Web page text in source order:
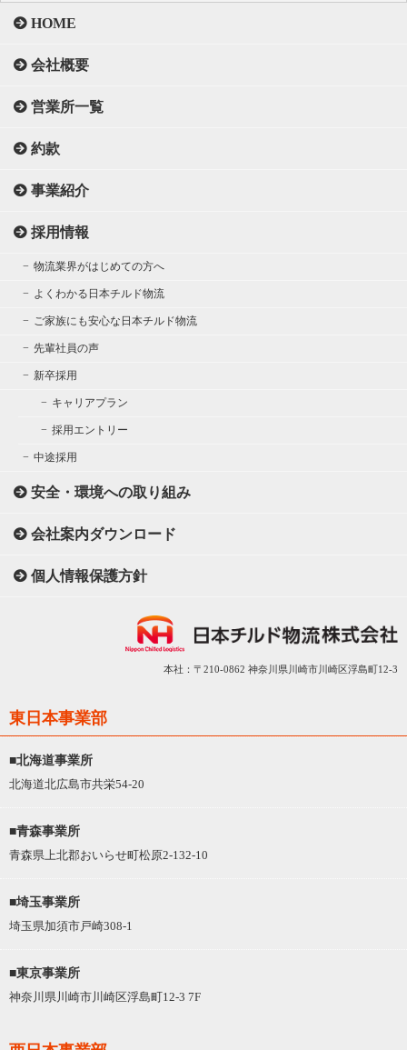
HOME
会社概要
営業所一覧
約款
事業紹介
採用情報
物流業界がはじめての方へ
よくわかる日本チルド物流
ご家族にも安心な日本チルド物流
先輩社員の声
新卒採用
キャリアプラン
採用エントリー
中途採用
安全・環境への取り組み
会社案内ダウンロード
個人情報保護方針
本社：〒210-0862 神奈川県川崎市川崎区浮島町12-3
東日本事業部
■北海道事業所
北海道北広島市共栄54-20
■青森事業所
青森県上北郡おいらせ町松原2-132-10
■埼玉事業所
埼玉県加須市戸崎308-1
■東京事業所
神奈川県川崎市川崎区浮島町12-3 7F